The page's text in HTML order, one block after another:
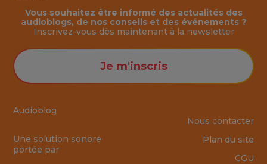
Audioblog
Une solution sonore
portée par
Vous souhaitez être informé des actualités des
audioblogs, de nos conseils et des événements ?
Inscrivez-vous dès maintenant à la newsletter
Je m'inscris
Nous contacter
Plan du site
CGU